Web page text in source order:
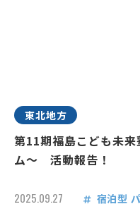
東北地方
第11期福島こども未
ム～ 活動報告！
2025.09.27 宿泊型